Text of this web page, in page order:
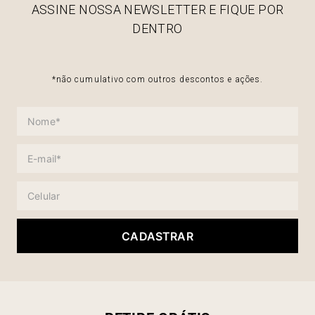
ASSINE NOSSA NEWSLETTER E FIQUE POR
DENTRO
*não cumulativo com outros descontos e ações.
CADASTRAR